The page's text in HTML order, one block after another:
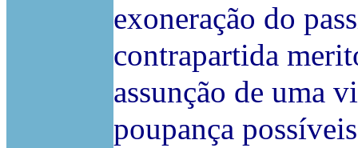
exoneração do
contrapartida
assunção de uma
poupança